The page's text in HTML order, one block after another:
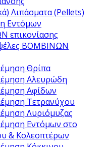
Λιπάσματα (Pellets)
Εντόμων
επικονίασης
ΒΟΜΒΙΝΩΝ
Θρίπα
Αλευρώδη
Αφίδων
Τετρανύχου
Λυριόμυζας
Εντόμων στο
& Κολεοπτέρων